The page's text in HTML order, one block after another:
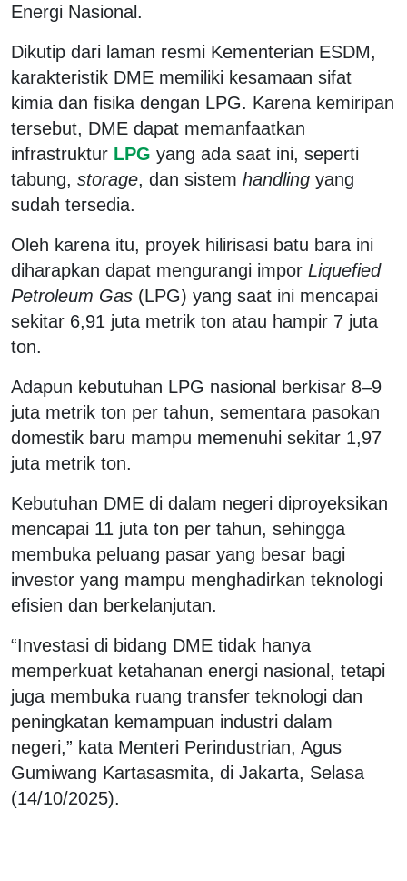
Energi Nasional.
Dikutip dari laman resmi Kementerian ESDM,
karakteristik DME memiliki kesamaan sifat
kimia dan fisika dengan LPG. Karena kemiripan
tersebut, DME dapat memanfaatkan
infrastruktur LPG yang ada saat ini, seperti
tabung, storage, dan sistem handling yang
sudah tersedia.
Oleh karena itu, proyek hilirisasi batu bara ini
diharapkan dapat mengurangi impor Liquefied
Petroleum Gas (LPG) yang saat ini mencapai
sekitar 6,91 juta metrik ton atau hampir 7 juta
ton.
Adapun kebutuhan LPG nasional berkisar 8–9
juta metrik ton per tahun, sementara pasokan
domestik baru mampu memenuhi sekitar 1,97
juta metrik ton.
Kebutuhan DME di dalam negeri diproyeksikan
mencapai 11 juta ton per tahun, sehingga
membuka peluang pasar yang besar bagi
investor yang mampu menghadirkan teknologi
efisien dan berkelanjutan.
“Investasi di bidang DME tidak hanya
memperkuat ketahanan energi nasional, tetapi
juga membuka ruang transfer teknologi dan
peningkatan kemampuan industri dalam
negeri,” kata Menteri Perindustrian, Agus
Gumiwang Kartasasmita, di Jakarta, Selasa
(14/10/2025).